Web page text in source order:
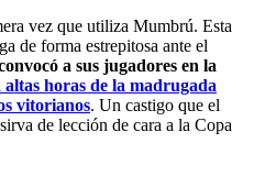
vez que utiliza Mumbrú. Esta
de forma estrepitosa ante el
a sus jugadores en la
altas horas de la madrugada
vitorianos. Un castigo que el
de lección de cara a la Copa